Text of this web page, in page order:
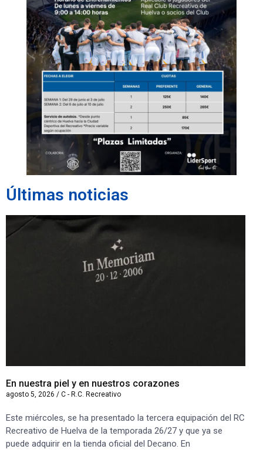
Últimas noticias
En nuestra piel y en nuestros corazones
agosto 5, 2026 / C - R.C. Recreativo
Este miércoles, se ha presentado la tercera equipación del RC
Recreativo de Huelva de la temporada 26/27 y que ya se
puede adquirir en la tienda oficial del Decano. En